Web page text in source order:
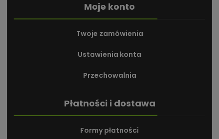
Moje konto
Twoje zamówienia
Ustawienia konta
Przechowalnia
Płatności i dostawa
Formy płatności